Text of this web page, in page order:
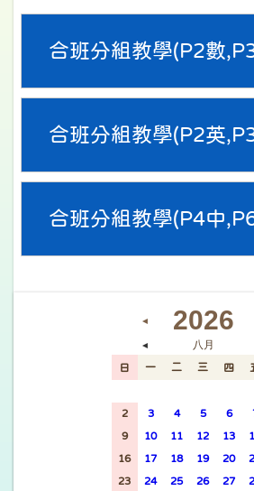
合班分組教學(P2數
合班分組教學(P2英
合班分組教學(P4中
◄ 2026
◄ 八月
日 一 二 三 四
2 3 4 5 6
9 10 11 12 13
16 17 18 19 20
23 24 25 26 27